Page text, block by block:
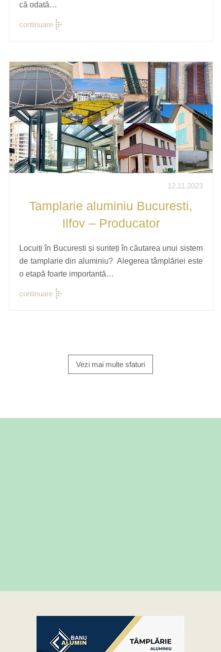
că odată…
continuare
12.11.2023
Tamplarie aluminiu Bucuresti,
Ilfov – Producator
Locuiți în Bucuresti și sunteți în căutarea unui sistem
de tamplarie din aluminiu? Alegerea tâmplăriei este
o etapă foarte importantă…
continuare
Vezi mai multe sfaturi